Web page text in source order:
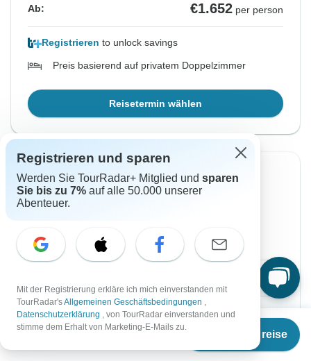
Termine & Preise
Ab: €1.652 per person
Registrieren to unlock savings
Preis basierend auf privatem Doppelzimmer
Reisetermin wählen
Von Mittwoch
26 Aug, 2026
Bis Samstag
5 Sep, 2026
Garantierte Durchführung
per person
Registrieren to unlock savings
Preis basierend auf privatem Doppelzimmer
Registrieren und sparen
Werden Sie TourRadar+ Mitglied und sparen
Sie bis zu 7% auf alle 50.000 unserer
Abenteuer.
Mit der Registrierung erkläre ich mich einverstanden mit
TourRadar'sAllgemeinen Geschäftsbedingungen ,
Datenschutzerklärung , von TourRadar einverstanden und
stimme dem Erhalt von Marketing-E-Mails zu.